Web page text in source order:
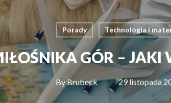
Porady Technologia i
GÓR – JAKI
ByBrubeck 29 listopada